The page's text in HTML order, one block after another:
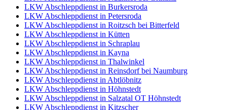
LKW Abschleppdienst in Burkersroda
LKW Abschleppdienst in Petersroda
LKW Abschleppdienst in Roitzsch bei Bitterfeld
LKW Abschleppdienst in Kütten
LKW Abschleppdienst in Schraplau
LKW Abschleppdienst in Kayna
LKW Abschleppdienst in Thalwinkel
LKW Abschleppdienst in Reinsdorf bei Naumburg
LKW Abschleppdienst in Abtlöbnitz
LKW Abschleppdienst in Höhnstedt
LKW Abschleppdienst in Salzatal OT Höhnstedt
LKW Abschleppdienst in Kitzscher